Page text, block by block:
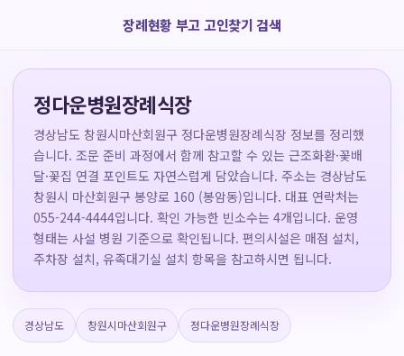
장례현황 부고 고인찾기 검색
정다운병원장례식장
경상남도 창원시마산회원구 정다운병원장례식장 정보를 정리했
습니다. 조문 준비 과정에서 함께 참고할 수 있는 근조화환·꽃배
달·꽃집 연결 포인트도 자연스럽게 담았습니다. 주소는 경상남도
창원시 마산회원구 봉양로 160 (봉암동)입니다. 대표 연락처는
055-244-4444입니다. 확인 가능한 빈소수는 4개입니다. 운영
형태는 사설 병원 기준으로 확인됩니다. 편의시설은 매점 설치,
주차장 설치, 유족대기실 설치 항목을 참고하시면 됩니다.
경상남도 창원시마산회원구 정다운병원장례식장